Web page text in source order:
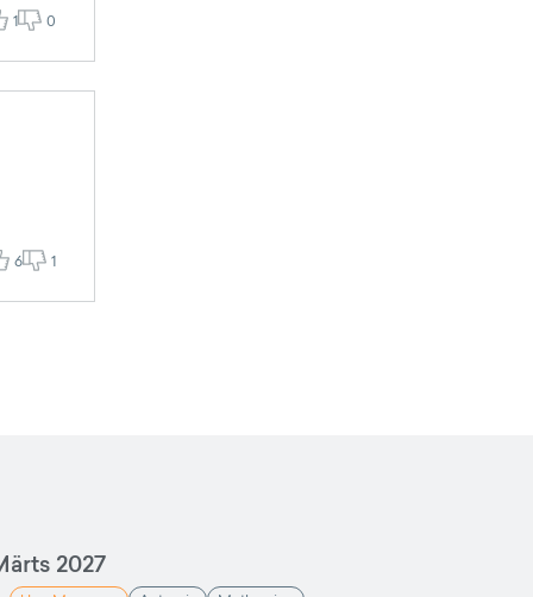
1 0
6 1
2027